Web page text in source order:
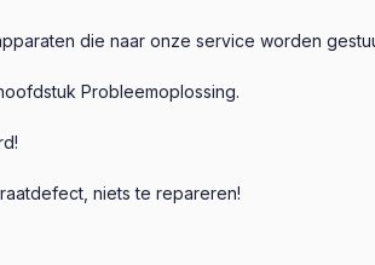
die naar onze service worden
Probleemoplossing.
niets te repareren!